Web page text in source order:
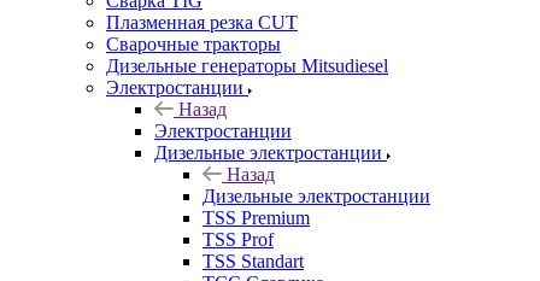
Плазменная резка CUT
Сварочные тракторы
Дизельные генераторы Mitsudiesel
Электростанции
Назад
Электростанции
Дизельные электростанции
Назад
Дизельные электростанции
TSS Premium
TSS Prof
TSS Standart